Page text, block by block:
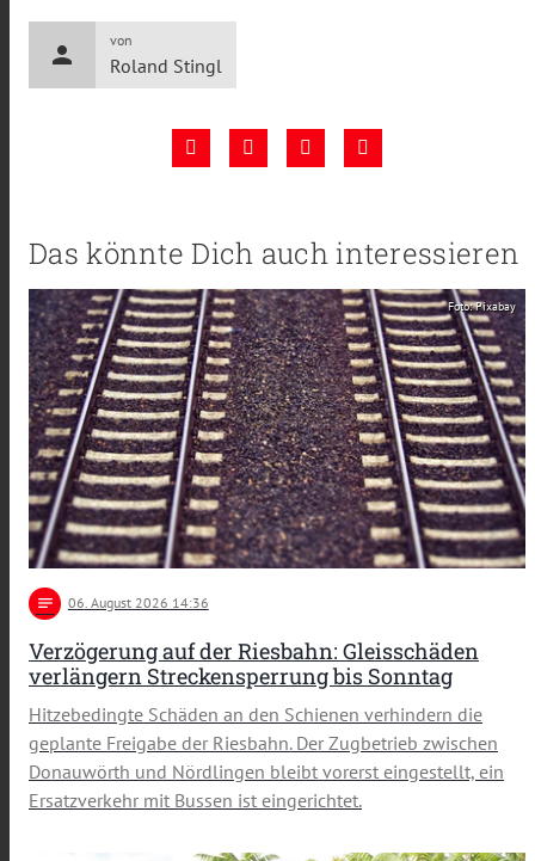
person
von
Roland Stingl
Das könnte Dich auch interessieren
Foto: Pixabay
notes 06. August 2026 14:36
Verzögerung auf der Riesbahn: Gleisschäden
verlängern Streckensperrung bis Sonntag
Hitzebedingte Schäden an den Schienen verhindern die
geplante Freigabe der Riesbahn. Der Zugbetrieb zwischen
Donauwörth und Nördlingen bleibt vorerst eingestellt, ein
Ersatzverkehr mit Bussen ist eingerichtet.